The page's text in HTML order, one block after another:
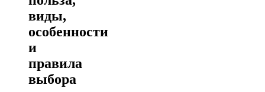
виды,
особенности
и
правила
выбора